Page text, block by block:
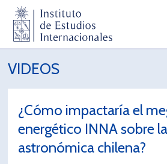
INSTITUTO
PREGRADO
POSTGRADO
VIDEOS
¿Cómo impactaría el
energético INNA sobre
astronómica chilena?